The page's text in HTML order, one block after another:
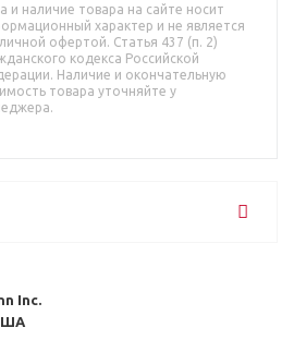
и наличие товара на сайте носит
характер и не является
офертой. Статья 437 (п. 2)
кодекса Российской
Наличие и окончательную
товара уточняйте у
Inc.